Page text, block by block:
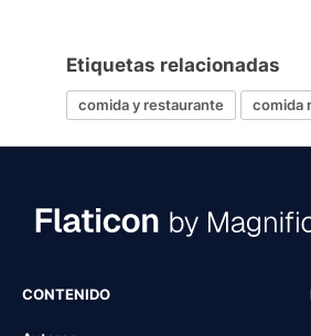
Etiquetas relacionadas
comida y restaurante comida
CONTENIDO